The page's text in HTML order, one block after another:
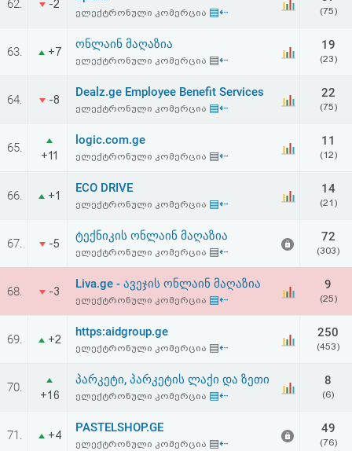
პასუხი
ავტორიზაცია
რეგისტრაცია
პაროლის
აღდგენა
HTML
შეთანხმება
უარყოფა
62. -2
ელექტრონული კომერცია ▤⇠ (75)
63. +7
ონლაინ მაღაზია
ელექტრონული კომერცია ▤⇠
19
(23)
64. -8
Dealz.ge Employee Benefit Services
ელექტრონული კომერცია ▤⇠
22
(75)
65.
+11
logic.com.ge
ელექტრონული კომერცია ▤⇠
11
(12)
66. +1
ECO DRIVE
ელექტრონული კომერცია ▤⇠
14
(21)
67. -5
ტექნიკის ონლაინ მაღაზია
ელექტრონული კომერცია ▤⇠
72
(303)
68. -3
Liva.ge - ავეჯის ონლაინ მაღაზია
ელექტრონული კომერცია ▤⇠
9
(25)
69. +2
https:aidgroup.ge
ელექტრონული კომერცია ▤⇠
250
(453)
70.
+16
პარკეტი, პარკეტის ლაქი და ზეთი
ელექტრონული კომერცია ▤⇠
8
(6)
71. +4
PASTELSHOP.GE
ელექტრონული კომერცია ▤⇠
49
(76)